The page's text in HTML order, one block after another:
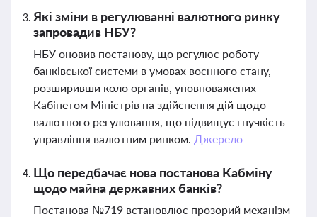
Які зміни в регулюванні валютного ринку
запровадив НБУ?
НБУ оновив постанову, що регулює роботу
банківської системи в умовах воєнного стану,
розширивши коло органів, уповноважених
Кабінетом Міністрів на здійснення дій щодо
валютного регулювання, що підвищує гнучкість
управління валютним ринком. Джерело
Що передбачає нова постанова Кабміну
щодо майна державних банків?
Постанова №719 встановлює прозорий механізм